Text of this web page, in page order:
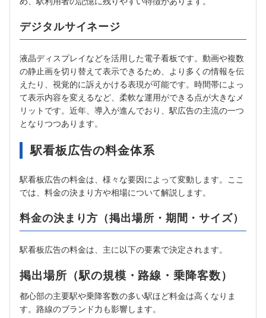
デジタルサイネージ
液晶ディスプレイなどを活用した電子看板です。動画や複数
の静止画を切り替えて表示できるため、より多くの情報を伝
えたり、視覚的に訴えかける表現が可能です。時間帯によっ
て表示内容を変えるなど、柔軟な運用ができる点が大きなメ
リットです。近年、導入が進んでおり、駅広告の主流の一つ
となりつつあります。
駅看板広告の料金体系
駅看板広告の料金は、様々な要因によって変動します。ここ
では、料金の決まり方や相場について解説します。
料金の決まり方（掲出場所・期間・サイズ）
駅看板広告の料金は、主に以下の要素で決定されます。
掲出場所（駅の規模・路線・乗降客数）
都心部の主要駅や乗降客数の多い駅ほど料金は高くなりま
す。路線のブランド力も影響します。